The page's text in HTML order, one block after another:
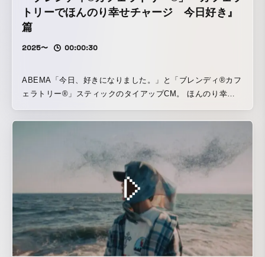
トリーでほんのり幸せチャージ 今日好き』
篇
2025〜 00:00:30
ABEMA「今日、好きになりました。」と「ブレンディ®カフ
ェラトリー®」スティックのタイアップCM。 ほんのり幸せ
トリーがもたらす小さなときめきや豊かな時間を描いていま